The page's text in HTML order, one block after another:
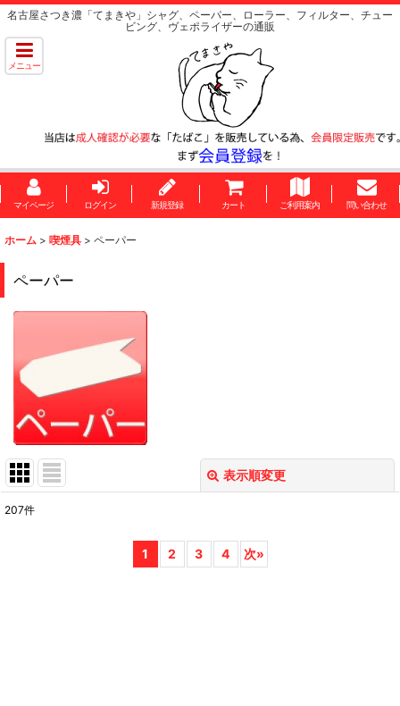
名古屋さつき濃「てまきや」シャグ、ペーパー、ローラー、フィルター、チュー
ビング、ヴェポライザーの通販
メニュー
マイページ ログイン 新規登録 カート ご利用案内 問い合わせ
ホーム > 喫煙具 > ペーパー
ペーパー
表示順変更
207件
1 2 3 4 次»